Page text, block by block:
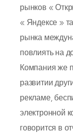
рынков «
« Яндексе »
рынка
повлиять на
Компания же
развитии
рекламе,
электронной
говорится в